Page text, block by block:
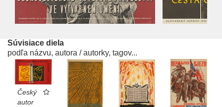
Súvisiace diela
podľa názvu, autora / autorky, tagov...
Český
autor